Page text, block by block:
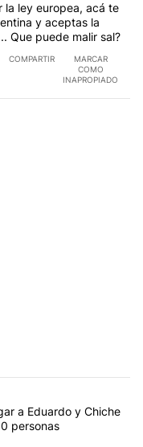
la ley europea, acá te
y aceptas la
Que puede malir sal?
COMPARTIR
MARCAR
COMO
INAPROPIADO
comentarios en los
VIP: piden
a Eduardo y Chiche
personas